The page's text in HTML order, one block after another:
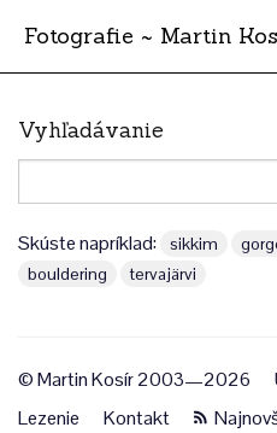
Fotografie ~ Martin
Albumy
Archív
Vyhľadávanie
Skúste napríklad: sikkim
bouldering
tervajärvi
© Martin Kosír 2003—2026
Lezenie
Kontakt